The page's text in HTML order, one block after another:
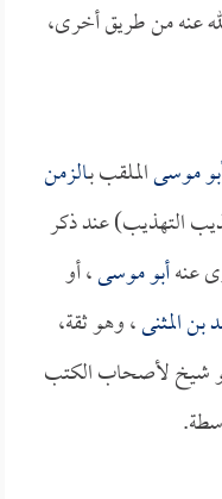
عنه من طريق أخرى،
موسىالملقب بـالزمن
التهذيب) عند ذكر
عنهأبو موسى، أو
بن المثنى، وهو ثقة،
شيخ لأصحاب الكتب